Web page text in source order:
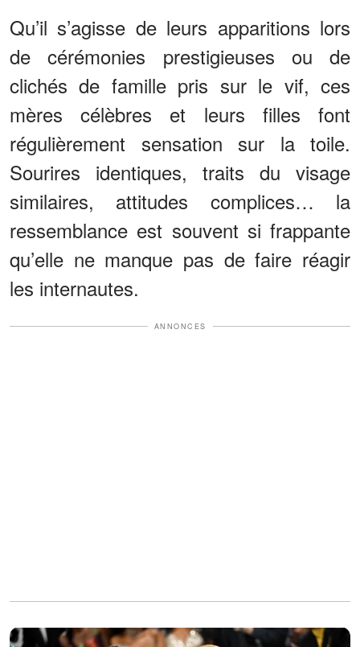
Qu’il s’agisse de leurs apparitions lors
de cérémonies prestigieuses ou de
clichés de famille pris sur le vif, ces
mères célèbres et leurs filles font
régulièrement sensation sur la toile.
Sourires identiques, traits du visage
similaires, attitudes complices… la
ressemblance est souvent si frappante
qu’elle ne manque pas de faire réagir
les internautes.
ANNONCES